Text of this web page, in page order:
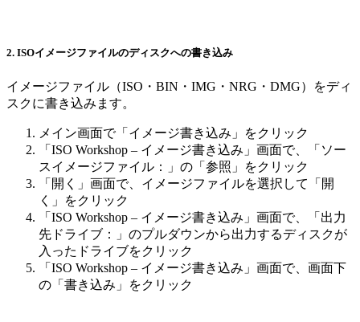
2. ISOイメージファイルのディスクへの書き込み
イメージファイル（ISO・BIN・IMG・NRG・DMG）をディ
スクに書き込みます。
メイン画面で「イメージ書き込み」をクリック
「ISO Workshop – イメージ書き込み」画面で、「ソー
スイメージファイル：」の「参照」をクリック
「開く」画面で、イメージファイルを選択して「開
く」をクリック
「ISO Workshop – イメージ書き込み」画面で、「出力
先ドライブ：」のプルダウンから出力するディスクが
入ったドライブをクリック
「ISO Workshop – イメージ書き込み」画面で、画面下
の「書き込み」をクリック